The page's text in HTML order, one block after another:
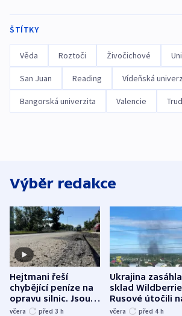
ŠTÍTKY
Věda Roztoči Živočichové
San Juan Reading Vídeňská
Bangorská univerzita Valencie
Výběr redakce
Hejtmani řeší
chybějící peníze na
opravu silnic. Jsou
nenárokové, namítá
včera před 3 h
Ukrajina zasáhla
sklad
Rusové útočili
trh, hasiče či
včera před 4 h